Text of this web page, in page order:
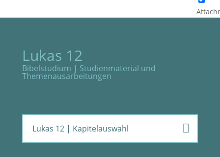
Lukas 12
Bibelstudium | Studienmaterial und
Themenausarbeitungen
Lukas 12| Kapitelauswahl